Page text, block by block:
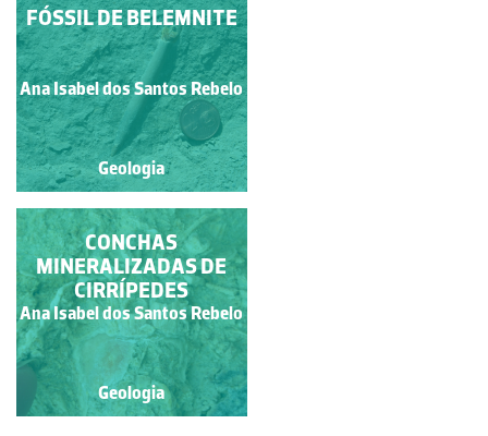
CORAL FOSSILIZADO
Francisco António Fidalgo
Félix Dias
Geologia
FÓSSIL DE BELEMNITE
Ana Isabel dos Santos Rebelo
Geologia
MOLDE INTERNO DA
CONCHA DE
GASTRÓPODE
Ana Isabel dos Santos
Rebelo
Geologia
CONCHAS
MINERALIZADAS DE
CIRRÍPEDES
Ana Isabel dos Santos Rebelo
Geologia